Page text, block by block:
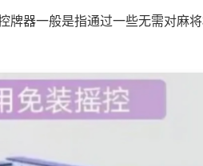
牌器一般是指通过一些无需对麻